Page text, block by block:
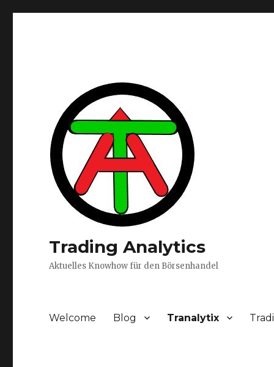
Trading Analytics
Aktuelles Knowhow für den Börsenhandel
Welcome Blog Tranalytix